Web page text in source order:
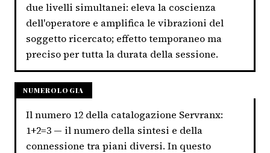
due livelli simultanei: eleva la coscienza
dell'operatore e amplifica le vibrazioni del
soggetto ricercato; effetto temporaneo ma
preciso per tutta la durata della sessione.
NUMEROLOGIA
Il numero 12 della catalogazione Servranx:
1+2=3 — il numero della sintesi e della
connessione tra piani diversi. In questo